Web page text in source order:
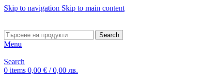
Skip to navigation Skip to main content
Search
Menu
Search
0 items 0,00 € / 0,00 лв.